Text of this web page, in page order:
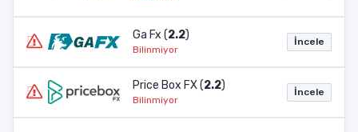
Ga Fx (2.2)
Bilinmiyor
İncele
Price Box FX (2.2)
Bilinmiyor
İncele